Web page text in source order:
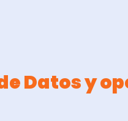
Datos y